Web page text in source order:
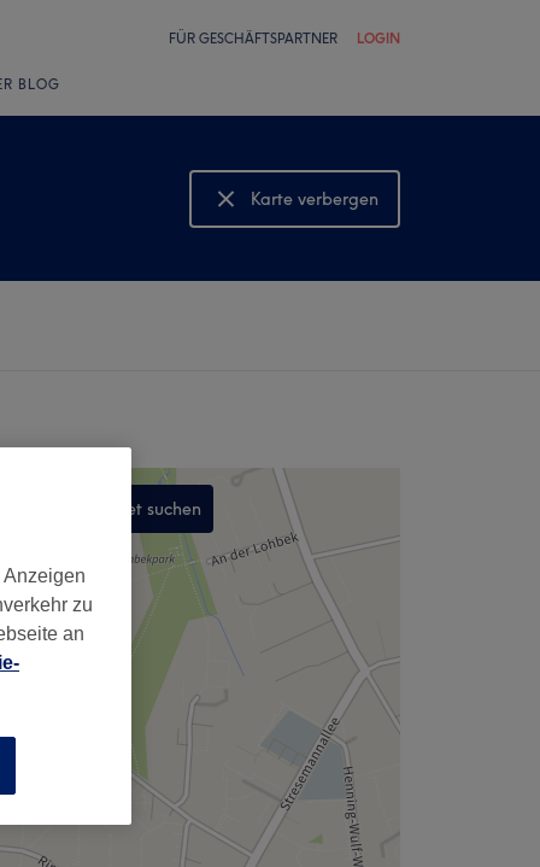
FÜR GESCHÄFTSPARTNER LOGIN
BLOG
Karte verbergen
Karte anzeigen
In diesem Gebiet suchen
zu
an